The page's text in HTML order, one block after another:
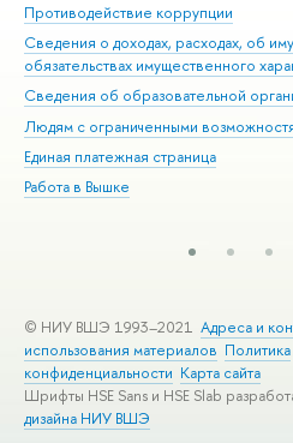
Противодействие коррупции
Сведения о доходах, расходах, об
обязательствах имущественного
Сведения об образовательной
Людям с ограниченными
Единая платежная страница
Работа в Вышке
© НИУ ВШЭ 1993–2021 Адреса и
использования материалов Политика
конфиденциальности Карта сайта
Шрифты HSE Sans и HSE Slab
дизайна НИУ ВШЭ